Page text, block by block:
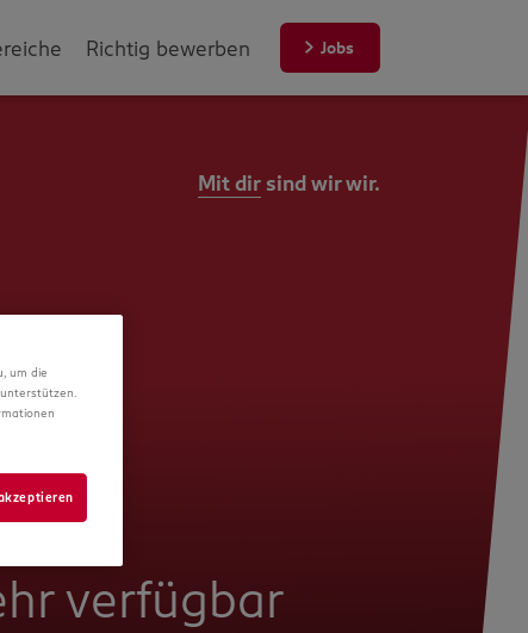
Richtig bewerben Jobs
Mit dirsind wir wir.
verfügbar
um die